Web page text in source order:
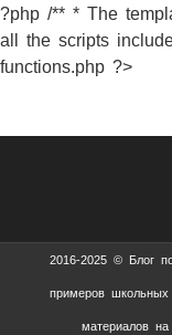
?php /** * The
all the scripts
functions.php ?>
2016-2025 © Блог
примеров школьных
материалов